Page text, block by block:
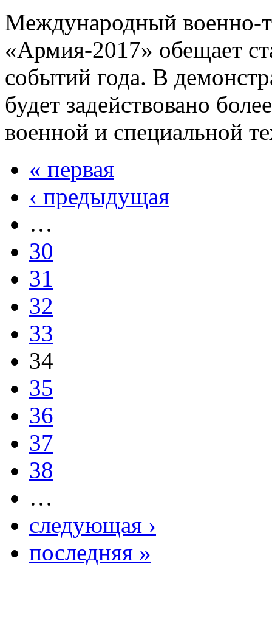
Международный военно-
«Армия-2017» обещает
событий года. В
будет задействовано
военной и специальной
Страницы
« первая
‹ предыдущая
…
30
31
32
33
34
35
36
37
38
…
следующая ›
последняя »